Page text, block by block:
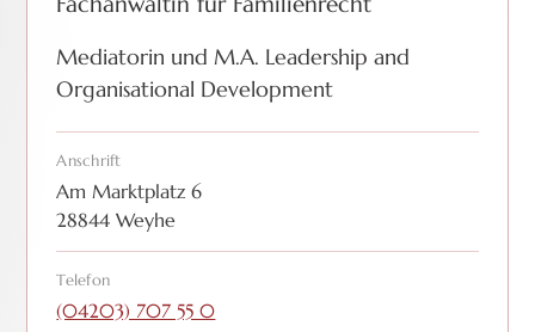
Mediatorin und M.A. Leadership and
Organisational Development
Anschrift
Am Marktplatz 6
28844 Weyhe
Telefon
(04203) 707 55 0